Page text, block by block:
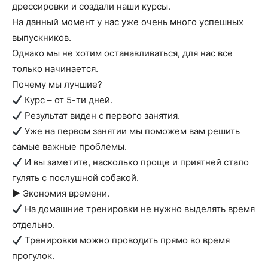
дрессировки и создали наши курсы.
На данный момент у нас уже очень много успешных
выпускников.
Однако мы не хотим останавливаться, для нас все
только начинается.
Почему мы лучшие?
Курс – от 5-ти дней.
Результат виден с первого занятия.
Уже на первом занятии мы поможем вам решить
самые важные проблемы.
И вы заметите, насколько проще и приятней стало
гулять с послушной собакой.
► Экономия времени.
На домашние тренировки не нужно выделять время
отдельно.
Тренировки можно проводить прямо во время
прогулок.